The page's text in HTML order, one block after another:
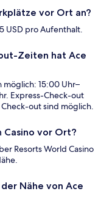
vor Ort an?
USD pro Aufenthalt.
Zeiten hat Ace
15:00 Uhr–
Express-Check-out
out sind möglich.
Casino vor Ort?
Resorts World Casino
Nähe von Ace